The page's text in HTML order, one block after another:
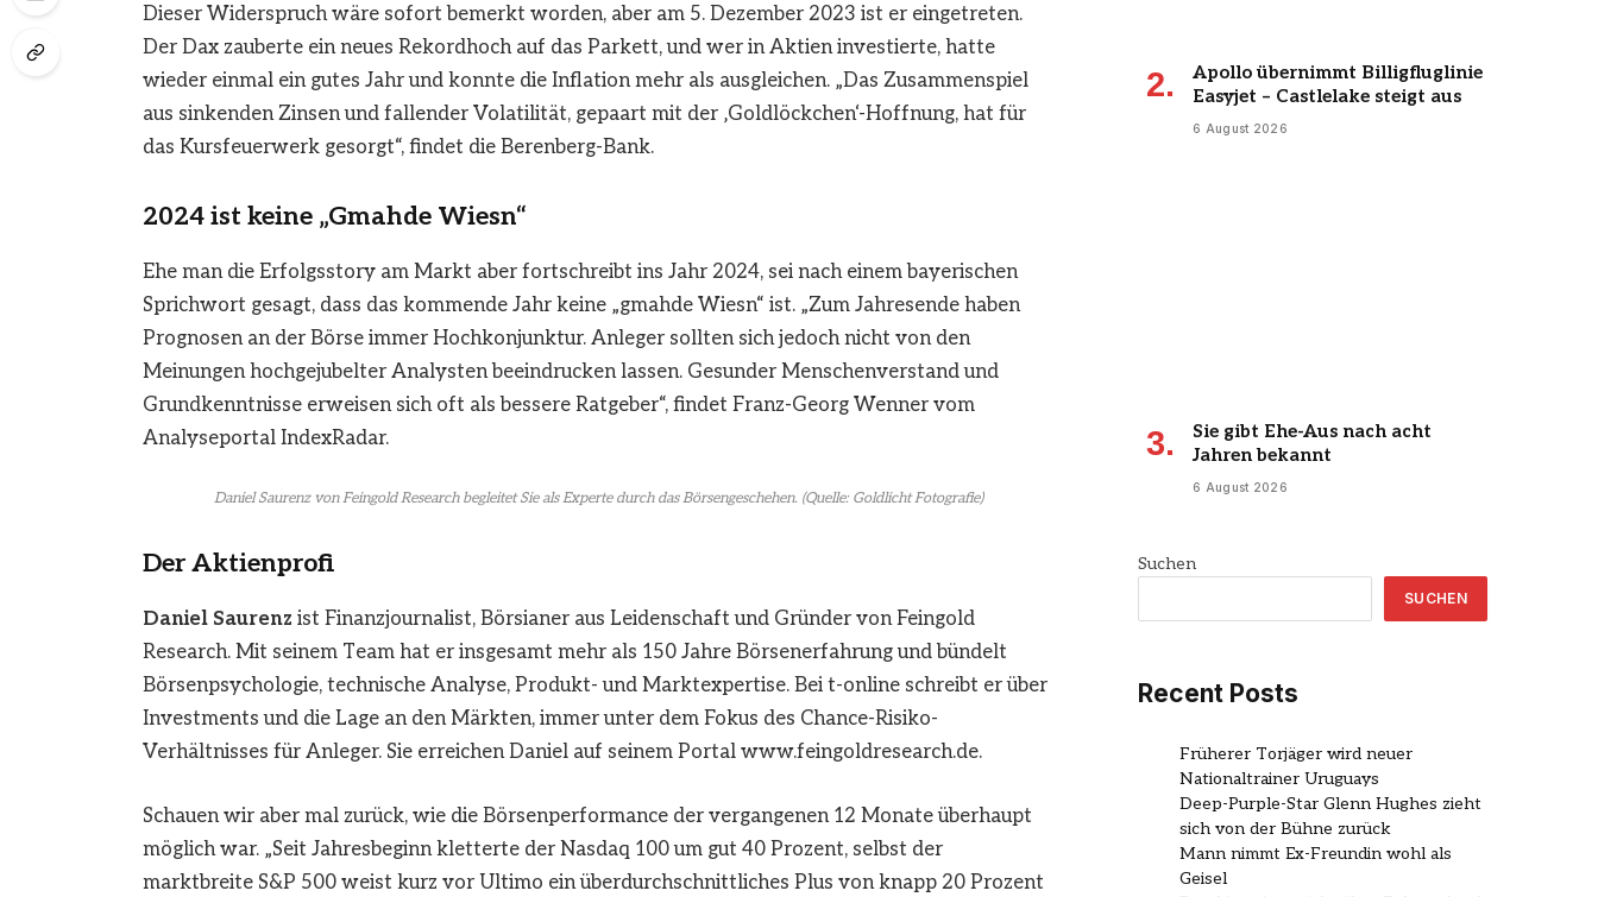
Dieser Widerspruch wäre sofort bemerkt worden, aber am 5. Dezember 2023 ist er eingetreten.
Der Dax zauberte ein neues Rekordhoch auf das Parkett, und wer in Aktien investierte, hatte
wieder einmal ein gutes Jahr und konnte die Inflation mehr als ausgleichen. „Das Zusammenspiel
aus sinkenden Zinsen und fallender Volatilität, gepaart mit der ‚Goldlöckchen‘-Hoffnung, hat für
das Kursfeuerwerk gesorgt“, findet die Berenberg-Bank.
2024 ist keine „Gmahde Wiesn“
Ehe man die Erfolgsstory am Markt aber fortschreibt ins Jahr 2024, sei nach einem bayerischen
Sprichwort gesagt, dass das kommende Jahr keine „gmahde Wiesn“ ist. „Zum Jahresende haben
Prognosen an der Börse immer Hochkonjunktur. Anleger sollten sich jedoch nicht von den
Meinungen hochgejubelter Analysten beeindrucken lassen. Gesunder Menschenverstand und
Grundkenntnisse erweisen sich oft als bessere Ratgeber“, findet Franz-Georg Wenner vom
Analyseportal IndexRadar.
Daniel Saurenz von Feingold Research begleitet Sie als Experte durch das Börsengeschehen. (Quelle: Goldlicht Fotografie)
Der Aktienprofi
Daniel Saurenz ist Finanzjournalist, Börsianer aus Leidenschaft und Gründer von Feingold
Research. Mit seinem Team hat er insgesamt mehr als 150 Jahre Börsenerfahrung und bündelt
Börsenpsychologie, technische Analyse, Produkt- und Marktexpertise. Bei t-online schreibt er über
Investments und die Lage an den Märkten, immer unter dem Fokus des Chance-Risiko-
Verhältnisses für Anleger. Sie erreichen Daniel auf seinem Portal www.feingoldresearch.de.
Schauen wir aber mal zurück, wie die Börsenperformance der vergangenen 12 Monate überhaupt
möglich war. „Seit Jahresbeginn kletterte der Nasdaq 100 um gut 40 Prozent, selbst der
marktbreite S&P 500 weist kurz vor Ultimo ein überdurchschnittliches Plus von knapp 20 Prozent
Apollo übernimmt Billigfluglinie
Easyjet – Castlelake steigt aus
6 August 2026
Sie gibt Ehe-Aus nach acht
Jahren bekannt
6 August 2026
Suchen
SUCHEN
Recent Posts
Früherer Torjäger wird neuer
Nationaltrainer Uruguays
Deep-Purple-Star Glenn Hughes zieht
sich von der Bühne zurück
Mann nimmt Ex-Freundin wohl als
Geisel